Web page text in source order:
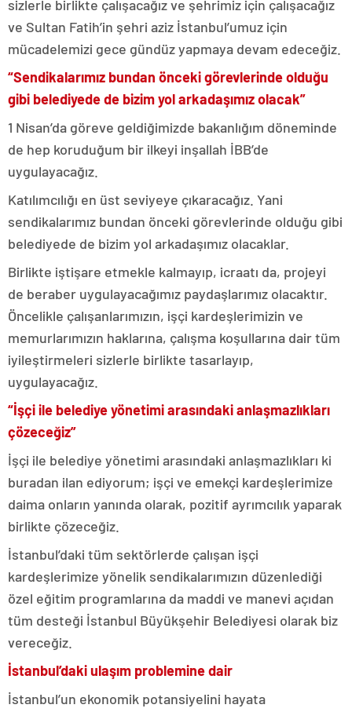
sizlerle birlikte çalışacağız ve şehrimiz için çalışacağız
ve Sultan Fatih’in şehri aziz İstanbul’umuz için
mücadelemizi gece gündüz yapmaya devam edeceğiz.
“Sendikalarımız bundan önceki görevlerinde olduğu
gibi belediyede de bizim yol arkadaşımız olacak”
1 Nisan’da göreve geldiğimizde bakanlığım döneminde
de hep koruduğum bir ilkeyi inşallah İBB’de
uygulayacağız.
Katılımcılığı en üst seviyeye çıkaracağız. Yani
sendikalarımız bundan önceki görevlerinde olduğu gibi
belediyede de bizim yol arkadaşımız olacaklar.
Birlikte iştişare etmekle kalmayıp, icraatı da, projeyi
de beraber uygulayacağımız paydaşlarımız olacaktır.
Öncelikle çalışanlarımızın, işçi kardeşlerimizin ve
memurlarımızın haklarına, çalışma koşullarına dair tüm
iyileştirmeleri sizlerle birlikte tasarlayıp,
uygulayacağız.
“İşçi ile belediye yönetimi arasındaki anlaşmazlıkları
çözeceğiz”
İşçi ile belediye yönetimi arasındaki anlaşmazlıkları ki
buradan ilan ediyorum; işçi ve emekçi kardeşlerimize
daima onların yanında olarak, pozitif ayrımcılık yaparak
birlikte çözeceğiz.
İstanbul’daki tüm sektörlerde çalışan işçi
kardeşlerimize yönelik sendikalarımızın düzenlediği
özel eğitim programlarına da maddi ve manevi açıdan
tüm desteği İstanbul Büyükşehir Belediyesi olarak biz
vereceğiz.
İstanbul’daki ulaşım problemine dair
İstanbul’un ekonomik potansiyelini hayata